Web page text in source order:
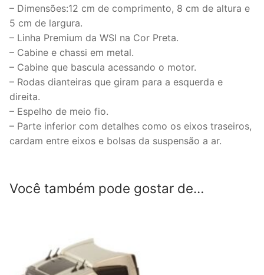
– Dimensões:12 cm de comprimento, 8 cm de altura e
5 cm de largura.
– Linha Premium da WSI na Cor Preta.
– Cabine e chassi em metal.
– Cabine que bascula acessando o motor.
– Rodas dianteiras que giram para a esquerda e
direita.
– Espelho de meio fio.
– Parte inferior com detalhes como os eixos traseiros,
cardam entre eixos e bolsas da suspensão a ar.
Você também pode gostar de…